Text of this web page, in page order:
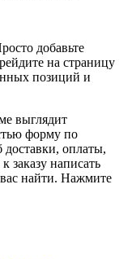
добавьте
на страницу
позиций и
выглядит
форму по
доставки, оплаты,
заказу написать
найти. Нажмите